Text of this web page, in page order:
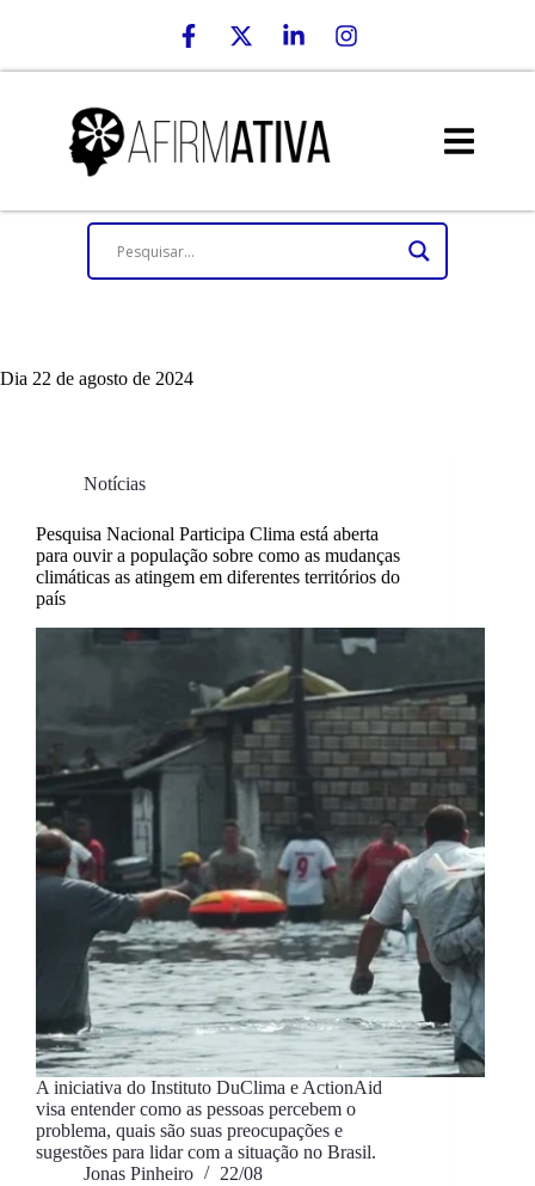
Dia 22 de agosto de 2024
Notícias
Pesquisa Nacional Participa Clima está aberta
para ouvir a população sobre como as mudanças
climáticas as atingem em diferentes territórios do
país
A iniciativa do Instituto DuClima e ActionAid
visa entender como as pessoas percebem o
problema, quais são suas preocupações e
sugestões para lidar com a situação no Brasil.
Jonas Pinheiro
22/08